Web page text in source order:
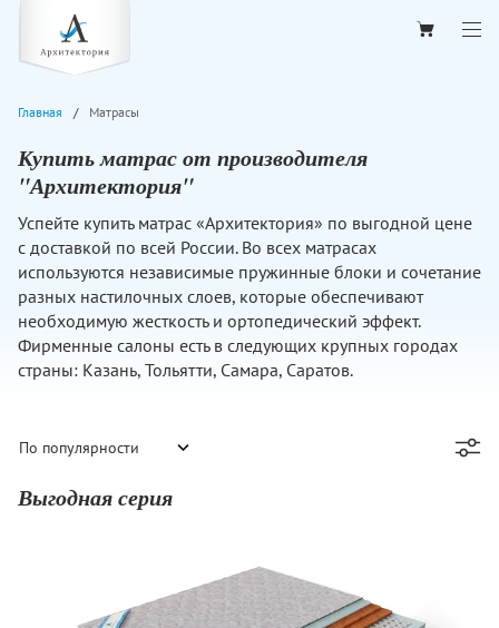
Главная Матрасы
Купить матрас от производителя
"Архитектория"
Успейте купить матрас «Архитектория» по выгодной цене
с доставкой по всей России. Во всех матрасах
используются независимые пружинные блоки и сочетание
разных настилочных слоев, которые обеспечивают
необходимую жесткость и ортопедический эффект.
Фирменные салоны есть в следующих крупных городах
страны: Казань, Тольятти, Самара, Саратов.
Выгодная серия